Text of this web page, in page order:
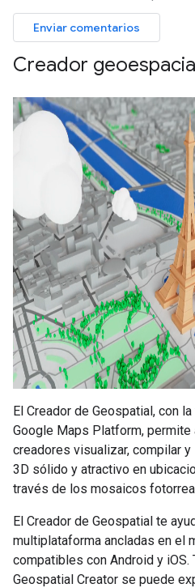
Enviar comentarios
Creador
El Creador de Geospatial, con
Google Maps Platform,
creadores visualizar, compilar
3D sólido y atractivo en
través de los mosaicos
El Creador de Geospatial te
multiplataforma ancladas en el
compatibles con Android y iOS.
Geospatial Creator se puede